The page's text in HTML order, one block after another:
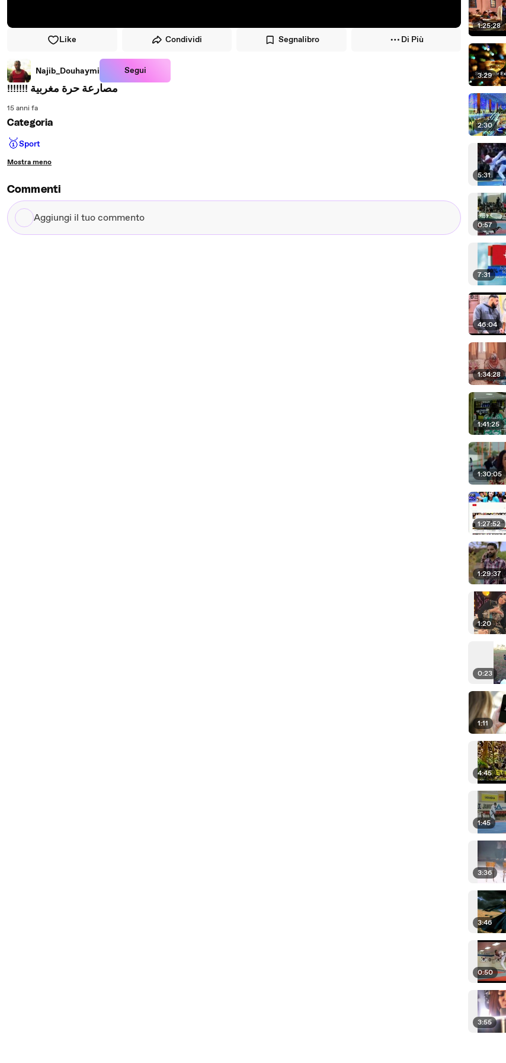
Like Condividi Segnalibro Di Più
Najib_Douhaymi Segui
!!!!!!! مصارعة حرة مغربية
15 anni fa
Categoria
🥇Sport
Mostra meno
Commenti
Aggiungi
il
1:25:28
3:29
2:30
5:31
0:57
7:31
46:04
1:34:28
1:41:25
1:30:05
1:27:52
1:29:37
1:20
0:23
1:11
4:45
1:45
3:36
3:46
0:50
3:55